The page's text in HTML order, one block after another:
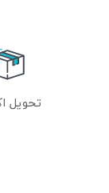
تحویل